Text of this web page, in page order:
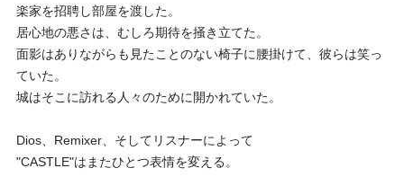
楽家を招聘し部屋を渡した。
居心地の悪さは、むしろ期待を掻き立てた。
面影はありながらも見たことのない椅子に腰掛けて、彼らは笑っ
ていた。
城はそこに訪れる人々のために開かれていた。
Dios、Remixer、そしてリスナーによって
"CASTLE"はまたひとつ表情を変える。